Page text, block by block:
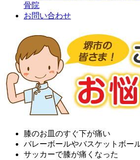
骨院
お問い合わせ
膝のお皿のすぐ下が痛い
バレーボールやバスケットボー
サッカーで膝が痛くなった